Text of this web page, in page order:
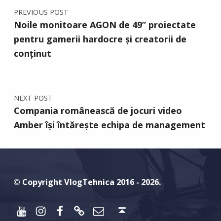
PREVIOUS POST
Noile monitoare AGON de 49” proiectate
pentru gamerii hardocre și creatorii de
conținut
NEXT POST
Compania românească de jocuri video
Amber își întărește echipa de management
© Copyright VlogTehnica 2016 - 2026.
YoutubeInstagram
Facebook
Discord